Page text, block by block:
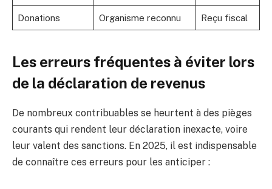
Donations Organisme reconnu Reçu fiscal
Les erreurs fréquentes à éviter lors
de la déclaration de revenus
De nombreux contribuables se heurtent à des pièges
courants qui rendent leur déclaration inexacte, voire
leur valent des sanctions. En 2025, il est indispensable
de connaître ces erreurs pour les anticiper :